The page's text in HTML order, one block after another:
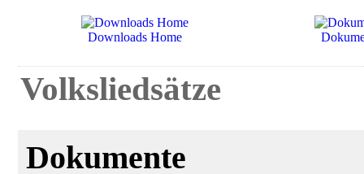
Downloads Home
Volksliedsätze
Dokumente